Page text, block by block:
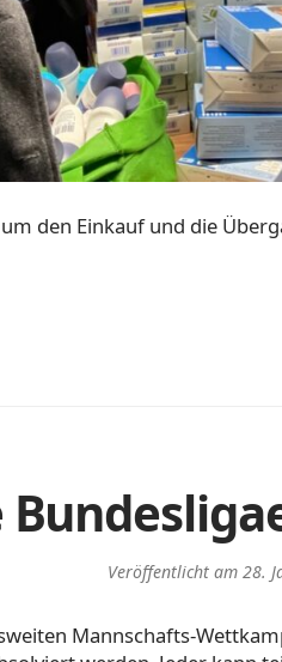
den Einkauf und die
Veröffentlicht am 28.
Mannschafts-